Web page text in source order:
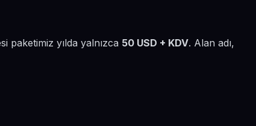
paketimiz yılda yalnızca 50 USD + KDV. Alan adı,